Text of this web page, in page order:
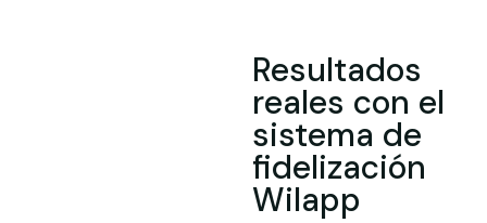
Resultados
reales con el
sistema de
fidelización
Wilapp